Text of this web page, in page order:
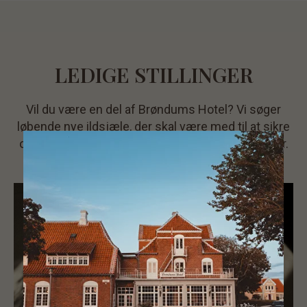
LEDIGE STILLINGER
Vil du være en del af Brøndums Hotel? Vi søger
løbende nye ildsjæle, der skal være med til at sikre
oplevelser af høj kvalitet for vores mange gæster.